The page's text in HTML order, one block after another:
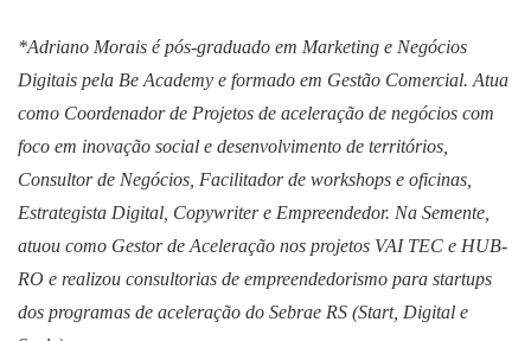
*Adriano Morais é pós-graduado em Marketing e Negócios
Digitais pela Be Academy e formado em Gestão Comercial. Atua
como Coordenador de Projetos de aceleração de negócios com
foco em inovação social e desenvolvimento de territórios,
Consultor de Negócios, Facilitador de workshops e oficinas,
Estrategista Digital, Copywriter e Empreendedor. Na Semente,
atuou como Gestor de Aceleração nos projetos VAI TEC e HUB-
RO e realizou consultorias de empreendedorismo para startups
dos programas de aceleração do Sebrae RS (Start, Digital e